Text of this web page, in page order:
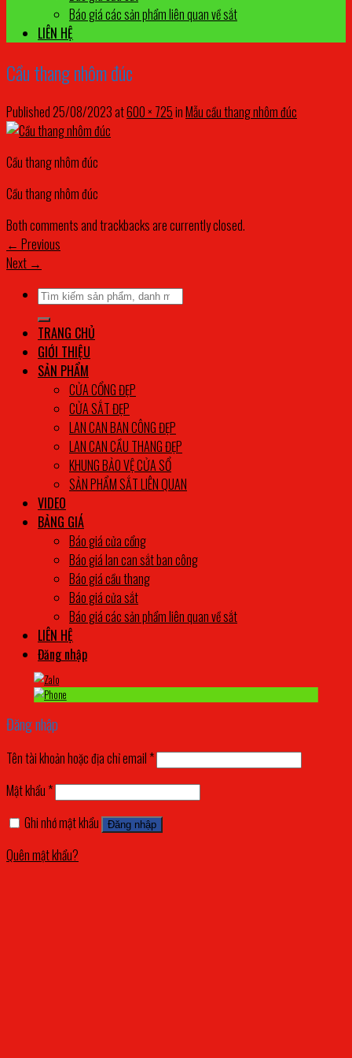
Báo giá các sản phẩm liên quan về sắt
LIÊN HỆ
Cầu thang nhôm đúc
Published25/08/2023at600 × 725inMẫu cầu thang nhôm đúc
Cầu thang nhôm đúc
Cầu thang nhôm đúc
Both comments and trackbacks are currently closed.
← Previous
Next →
Tìm
kiếm:
TRANG CHỦ
GIỚI THIỆU
SẢN PHẨM
CỬA CỔNG ĐẸP
CỬA SẮT ĐẸP
LAN CAN BAN CÔNG ĐẸP
LAN CAN CẦU THANG ĐẸP
KHUNG BẢO VỆ CỬA SỔ
SẢN PHẨM SẮT LIÊN QUAN
VIDEO
BẢNG GIÁ
Báo giá cửa cổng
Báo giá lan can sắt ban công
Báo giá cầu thang
Báo giá cửa sắt
Báo giá các sản phẩm liên quan về sắt
LIÊN HỆ
Đăng nhập
Đăng nhập
Tên tài khoản hoặc địa chỉ email *
Mật khẩu *
Ghi nhớ mật khẩu
Đăng nhập
Quên mật khẩu?